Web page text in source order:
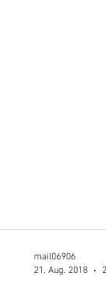
mail06906
21. Aug. 2018